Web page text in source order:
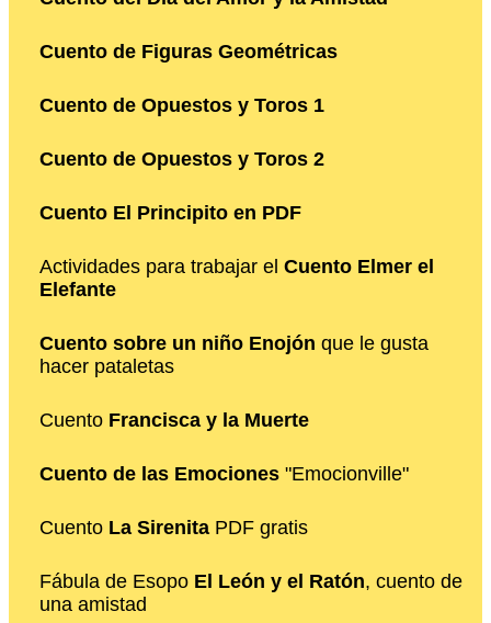
Cuento de Figuras Geométricas
Cuento de Opuestos y Toros 1
Cuento de Opuestos y Toros 2
Cuento El Principito en PDF
Actividades para trabajar el Cuento Elmer el
Elefante
Cuento sobre un niño Enojón que le gusta
hacer pataletas
Cuento Francisca y la Muerte
Cuento de las Emociones "Emocionville"
Cuento La Sirenita PDF gratis
Fábula de Esopo El León y el Ratón, cuento de
una amistad